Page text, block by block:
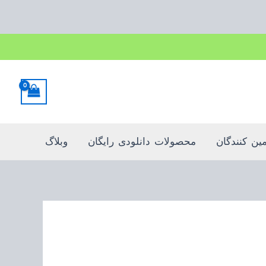
کنندگان محصولات دانلودی رایگان وبلاگ
popularity